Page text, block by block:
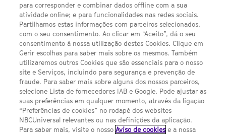
Escolhas de Anúncios
Política de privacidade
Termos E Condições
FILMES
UMA DIVISÃO DA NBCUNIVERSAL
para corresponder e combinar dados offline com a sua
atividade online; e para funcionalidades nas redes sociais.
Partilhamos estas informações com parceiros selecionados,
com o seu consentimento. Ao clicar em “Aceito”, dá o seu
consentimento à nossa utilização destes Cookies. Clique em
Gerir escolhas para saber mais sobre os mesmos. Também
utilizaremos outros Cookies que são essenciais para o nosso
site e Serviços, incluindo para segurança e prevenção de
fraude. Para saber mais sobre alguns dos nossos parceiros,
selecione Lista de fornecedores IAB e Google. Pode ajustar as
suas preferências em qualquer momento, através da ligação
“Preferências de cookies” no rodapé dos websites
NBCUniversal relevantes ou nas definições da aplicação.
Para saber mais, visite o nossoAviso de cookies e a nossa